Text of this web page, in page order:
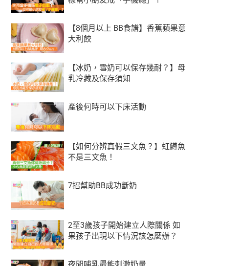
【8個月以上 BB食譜】香蕉蘋果意
大利餃
【冰奶，雪奶可以保存幾耐？】母
乳冷藏及保存須知
產後何時可以下床活動
【如何分辨真假三文魚？】虹鱒魚
不是三文魚！
7招幫助BB成功斷奶
2至3歲孩子開始建立人際關係 如
果孩子出現以下情況該怎麼辦？